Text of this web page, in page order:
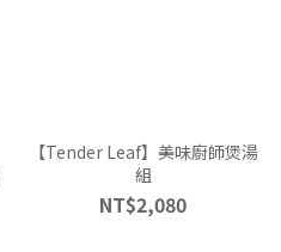
【Tender Leaf】美味廚師煲湯
組
NT$2,080